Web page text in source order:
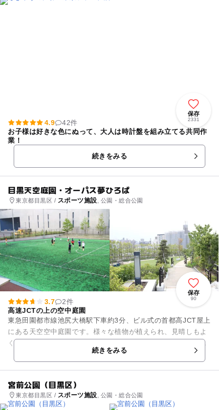
保存
2331
4.9
42件
お子様は好きな色にぬって、大人は時計盤を組み立てる共同作
業！
続きをみる
目黒天空庭園・オーパス夢ひろば
東京都目黒区 / スポーツ施設, 公園・総合公園
保存
90
3.7
2件
高速JCTの上の空中庭園
東急田園都市線池尻大橋駅下車約3分、ビル式の首都高JCT屋上
にある天空空中庭園です。様々な植物が植えられ、見晴しもよ
く、都会にいながら都会の喧騒を忘れられるような憩いの場
続きをみる
宮前公園（目黒区）
東京都目黒区 / スポーツ施設 , 公園・総合公園